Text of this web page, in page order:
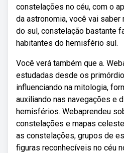
constelações no céu, com o
da astronomia, você vai
do sul, constelação bastante
habitantes do hemisfério sul.
Você verá também que a.
estudadas desde os
influenciando na mitologia,
auxiliando nas navegações e
hemisférios. Webaprendeu
constelações e mapas
as constelações, grupos de
figuras reconhecíveis no céu